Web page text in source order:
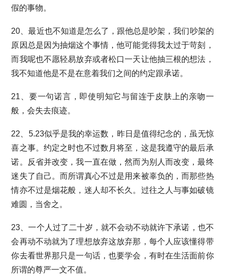
假的事物。
20、最近也不知道是怎么了，跟他总是吵架，我们吵架的
原因总是因为抽烟这个事情，他可能觉得我太过于苛刻，
而我呢也不愿轻易放弃或者松口一天让他抽三根的想法，
我不知道他是不是在意着我们之间的约定跟承诺。
21、要一句诺言，即使明知它与留连于皮肤上的亲吻一
般，会失去痕迹。
22、5.23似乎是我的幸运数，昨日是值得纪念的，虽无惊
喜之事。约定之时也不过数月将至，这是我遵守的最后承
诺。反省并改变，我一直在做，然而为别人而改变，最终
迷失了自己。而所谓真心不过是用来被辜负的，而那些热
情亦不过是烟花般，迷人却不长久。过往之人与事如破镜
难圆，当舍之。
23、一个人过了二十岁，就不会动不动就许下承诺，也不
会再动不动就为了理想放弃这放弃那，每个人应该懂得带
你去看世界那只是一句话，也要学会，有时在生活面前你
所谓的尊严一文不值。